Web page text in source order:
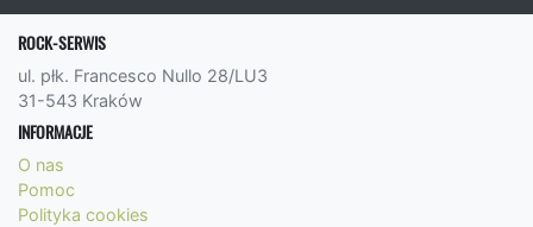
ROCK-SERWIS
ul. płk. Francesco Nullo 28/LU3
31-543 Kraków
INFORMACJE
O nas
Pomoc
Polityka cookies